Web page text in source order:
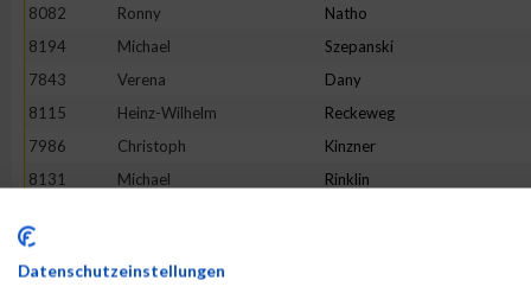
8082
Ronny Natho
8194
Michael Szepanski
7843
Verena Dany
8115
Heinz-Wilhelm Reckeweg
7986
Christoph Kinzner
8131
Michael Rinklin
8224
8053
Saskia
Datenschutzeinstellungen